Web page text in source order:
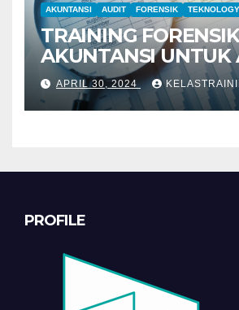
AKUNTANSI AUDIT FORENSIK TEKNOLOGY
TRAINING FORENSIK
AKUNTANSI UNTUK
INVESTIGATIF
APRIL 30, 2024
PROFILE